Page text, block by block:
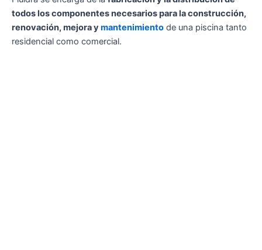
todos los componentes necesarios para la construcción,
renovación, mejora y mantenimiento de una piscina tanto
residencial como comercial.